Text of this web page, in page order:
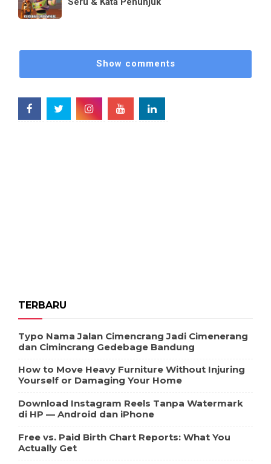
Show comments
TERBARU
Typo Nama Jalan Cimencrang Jadi Cimenerang
dan Cimincrang Gedebage Bandung
How to Move Heavy Furniture Without Injuring
Yourself or Damaging Your Home
Download Instagram Reels Tanpa Watermark
di HP — Android dan iPhone
Free vs. Paid Birth Chart Reports: What You
Actually Get